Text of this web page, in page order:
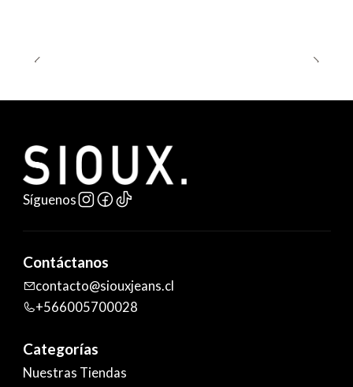
Síguenos
Contáctanos
contacto@siouxjeans.cl
+566005700028
Categorías
Nuestras Tiendas